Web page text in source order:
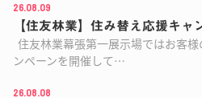
26.08.09
【住友林業】住み替え応援キャ
住友林業幕張第一展示場ではお客
ンペーンを開催して…
26.08.08